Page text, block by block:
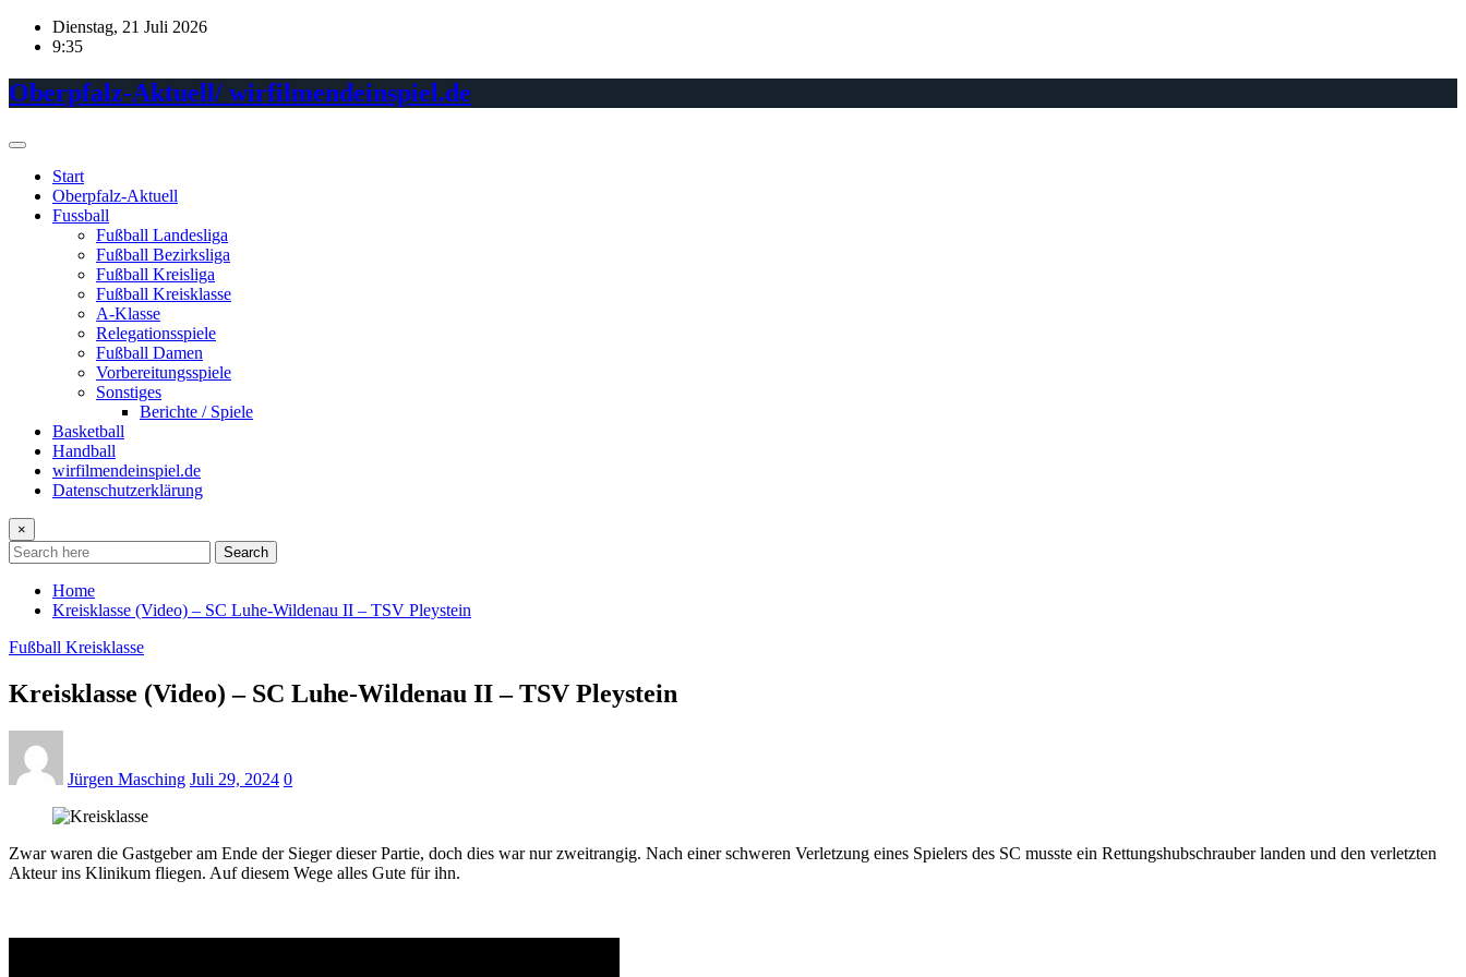
Skip
Dienstag, 21 Juli 2026
9:35
Oberpfalz-Aktuell/ wirfilmendeinspiel.de
Start
Oberpfalz-Aktuell
Fussball
Fußball Landesliga
Fußball Bezirksliga
Fußball Kreisliga
Fußball Kreisklasse
A-Klasse
Relegationsspiele
Fußball Damen
Vorbereitungsspiele
Sonstiges
Berichte / Spiele
Basketball
Handball
wirfilmendeinspiel.de
Datenschutzerklärung
×
Search
Home
Kreisklasse (Video) – SC Luhe-Wildenau II – TSV Pleystein
Fußball Kreisklasse
Kreisklasse (Video) – SC Luhe-Wildenau II – TSV Pleystein
Jürgen Masching Juli 29, 2024 0
Zwar waren die Gastgeber am Ende der Sieger dieser Partie, doch dies war nur zweitrangig. Nach einer schweren Verletzung eines Spielers des SC musste ein Rettungshubschrauber landen und den verletzten
Akteur ins Klinikum fliegen. Auf diesem Wege alles Gute für ihn.